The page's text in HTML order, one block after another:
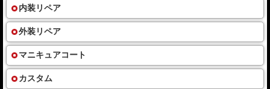
内装リペア
外装リペア
マニキュアコート
カスタム